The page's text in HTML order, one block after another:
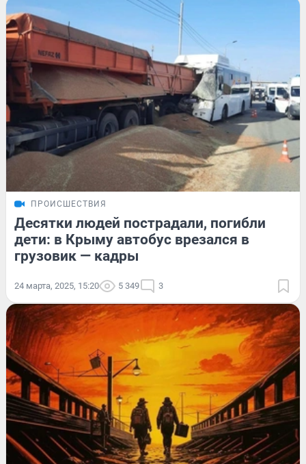
ПРОИСШЕСТВИЯ
Десятки людей пострадали, погибли
дети: в Крыму автобус врезался в
грузовик — кадры
24 марта, 2025, 15:20 5 349 3